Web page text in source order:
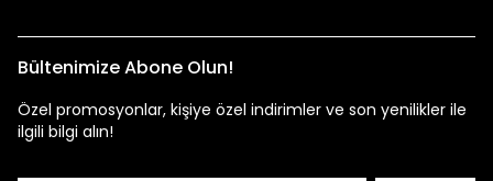
Bültenimize Abone Olun!
Özel promosyonlar, kişiye özel indirimler ve son yenilikler ile
ilgili bilgi alın!